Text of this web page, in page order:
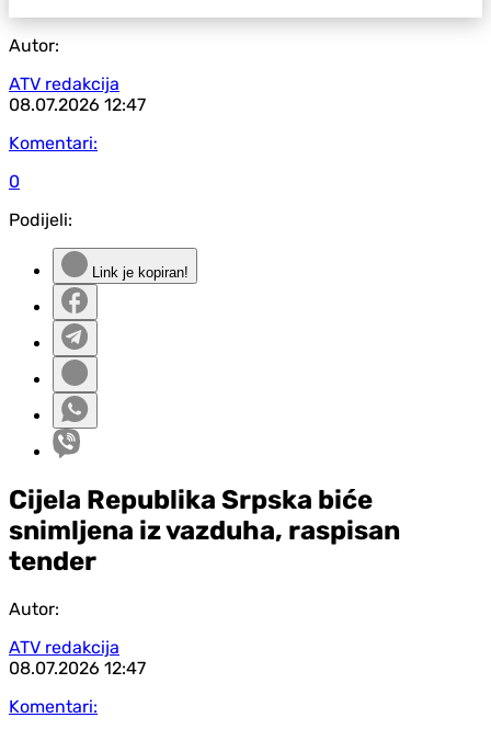
Autor:
ATV redakcija
08.07.2026 12:47
Komentari:
0
Podijeli:
Link je kopiran!
Cijela Republika Srpska biće
snimljena iz vazduha, raspisan
tender
Autor:
ATV redakcija
08.07.2026 12:47
Komentari: